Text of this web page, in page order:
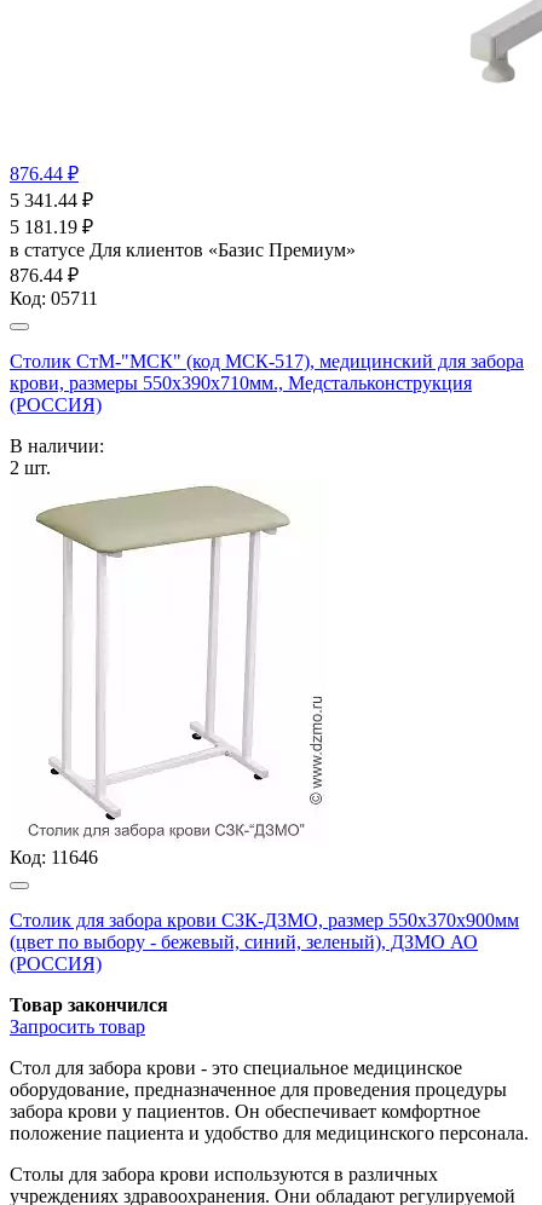
876.44 ₽
5 341.44 ₽
5 181.19 ₽
в статусе Для клиентов «Базис Премиум»
876.44 ₽
Код: 05711
Столик СтМ-"МСК" (код МСК-517), медицинский для забора
крови, размеры 550х390х710мм., Медстальконструкция
(РОССИЯ)
В наличии:
2 шт.
Код: 11646
Столик для забора крови СЗК-ДЗМО, размер 550х370х900мм
(цвет по выбору - бежевый, синий, зеленый), ДЗМО АО
(РОССИЯ)
Товар закончился
Запросить товар
Стол для забора крови - это специальное медицинское
оборудование, предназначенное для проведения процедуры
забора крови у пациентов. Он обеспечивает комфортное
положение пациента и удобство для медицинского персонала.
Столы для забора крови используются в различных
учреждениях здравоохранения. Они обладают регулируемой